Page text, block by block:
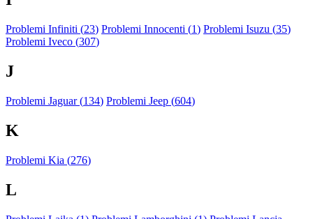
Problemi Infiniti (23) Problemi Innocenti (1) Problemi Isuzu (35)
Problemi Iveco (307)
J
Problemi Jaguar (134) Problemi Jeep (604)
K
Problemi Kia (276)
L